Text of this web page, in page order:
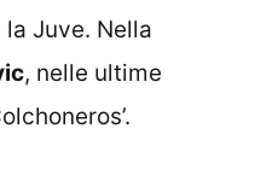
Juve. Nella
, nelle ultime